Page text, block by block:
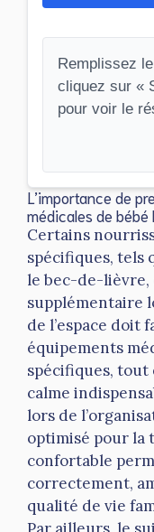
Remplissez
cliquez sur «
pour voir le
L’importance de
médicales de bébé
Certains
spécifiques, tels
le bec-de-
supplémentaire
de l’espace doit
équipements
spécifiques, tout
calme
lors de
optimisé pour la
confortable
correctement,
qualité de vie